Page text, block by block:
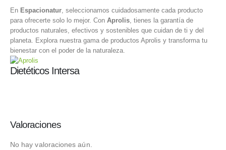
En Espacionatur , seleccionamos cuidadosamente cada producto
para ofrecerte solo lo mejor. Con Aprolis , tienes la garantía de
productos naturales, efectivos y sostenibles que cuidan de ti y del
planeta. Explora nuestra gama de productos Aprolis y transforma tu
bienestar con el poder de la naturaleza.
Dietéticos Intersa
Valoraciones
No hay valoraciones aún.